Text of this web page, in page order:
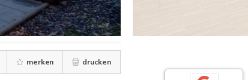
merken drucken